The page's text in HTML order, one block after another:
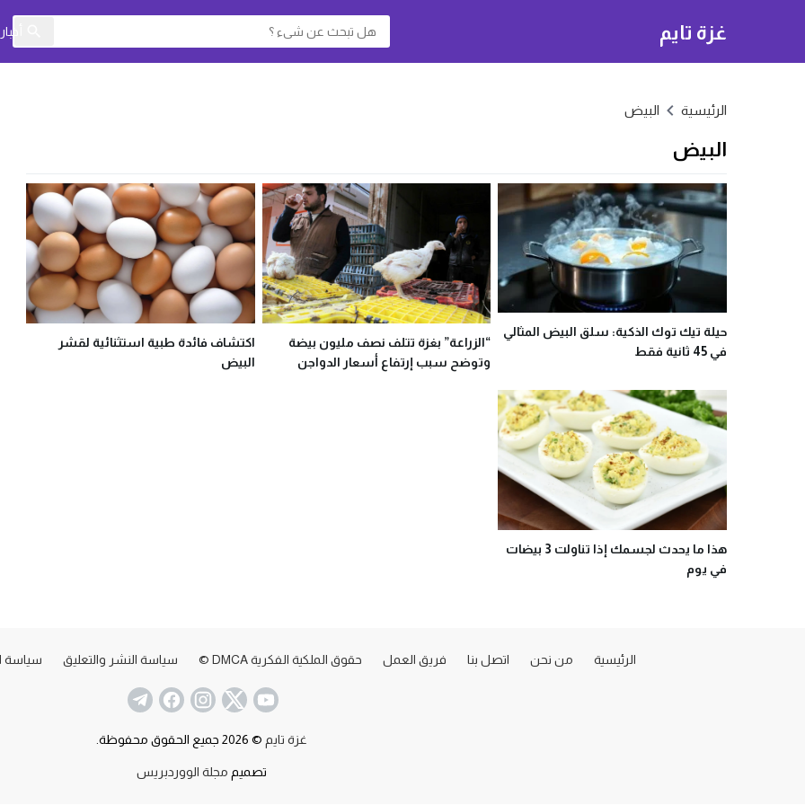
غزة تايم
الرئيسية البيض
البيض
حيلة تيك توك الذكية: سلق البيض المثالي
في 45 ثانية فقط
“الزراعة” بغزة تتلف نصف مليون بيضة
وتوضح سبب إرتفاع أسعار الدواجن
اكتشاف فائدة طبية استثنائية لقشر
البيض
هذا ما يحدث لجسمك إذا تناولت 3 بيضات
في يوم
الرئيسية من نحن اتصل بنا فريق العمل حقوق الملكية الفكرية DMCA © سياسة النشر والتعليق سياسة
غزة تايم © 2026 جميع الحقوق محفوظة.
تصميم مجلة الووردبريس